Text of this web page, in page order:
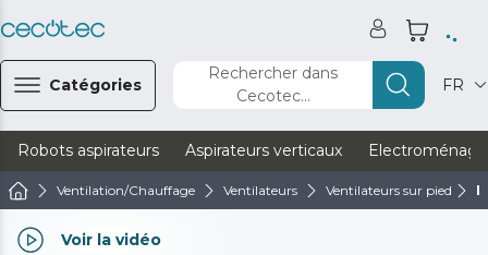
Catégories
Rechercher dans
Cecotec...
FR
Robots aspirateurs Aspirateurs verticaux
Ventilation/Chauffage Ventilateurs Ventilateurs sur pied
Voir la vidéo